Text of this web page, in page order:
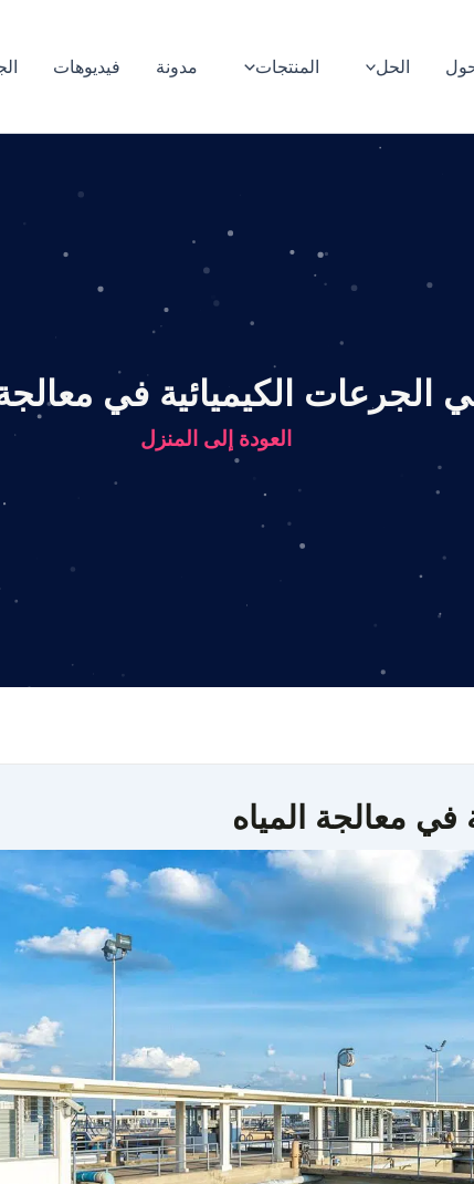
الحل المنتجات مدونة فيديوهات
الجرعات الكيميائية في معالجة
العودة إلى المنزل
في معالجة المياه